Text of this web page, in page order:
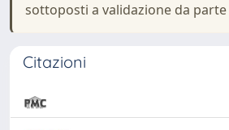
sottoposti a validazione da
Citazioni